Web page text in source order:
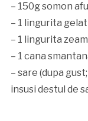
– 150g somon
– 1 lingurita
– 1 lingurita
– 1 cana
– sare (dupa
insusi destul de